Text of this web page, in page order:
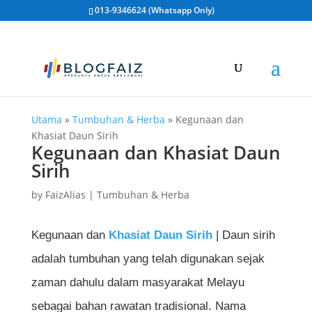
013-9346624 (Whatsapp Only)
Utama » Tumbuhan & Herba » Kegunaan dan
Khasiat Daun Sirih
Kegunaan dan Khasiat Daun
Sirih
by FaizAlias | Tumbuhan & Herba
Kegunaan dan Khasiat Daun Sirih| Daun sirih
adalah tumbuhan yang telah digunakan sejak
zaman dahulu dalam masyarakat Melayu
sebagai bahan rawatan tradisional. Nama